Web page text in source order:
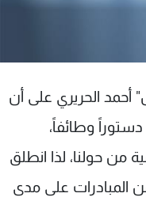
أحمد الحريري على أن
وطائفاً،
من حولنا، لذا انطلق
المبادرات على مدى